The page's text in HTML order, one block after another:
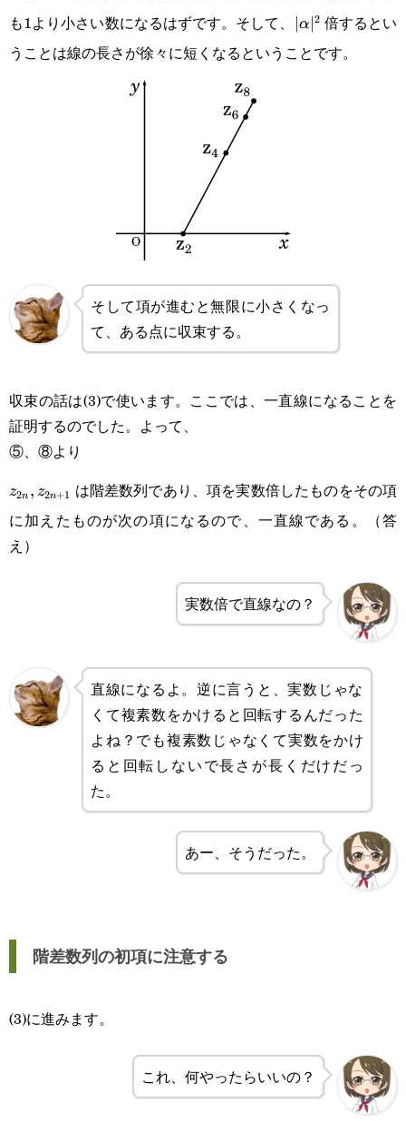
も1より小さい数になるはずです。そして、 |\alpha|^2
α 2 倍するとい
うことは線の長さが徐々に短くなるということです。
そして項が進むと無限に小さくなっ
て、ある点に収束する。
収束の話は(3)で使います。ここでは、一直線になることを
証明するのでした。よって、
⑤、⑧より
z_{2n},z_{2n+1}
z2n , z2n+1
は階差数列であり、項を実数倍したものをその項
に加えたものが次の項になるので、一直線である。（答
え）
実数倍で直線なの？
直線になるよ。逆に言うと、実数じゃな
くて複素数をかけると回転するんだった
よね？でも複素数じゃなくて実数をかけ
ると回転しないで長さが長くだけだっ
た。
あー、そうだった。
階差数列の初項に注意する
(3)に進みます。
これ、何やったらいいの？